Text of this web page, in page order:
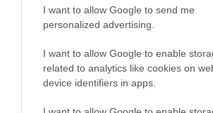
I want to allow Google to send me
personalized advertising.
I want to allow Google to enable
related to analytics like cookies on
device identifiers in apps.